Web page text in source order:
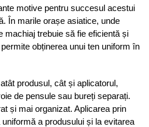
motive pentru succesul acestui
În marile orașe asiatice, unde
machiaj trebuie să fie eficientă și
permite obținerea unui ten uniform în
produsul, cât și aplicatorul,
de pensule sau bureți separați.
și mai organizat. Aplicarea prin
a produsului și la evitarea